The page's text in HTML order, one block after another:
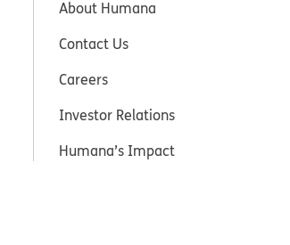
About Humana
Contact Us
Careers
Investor Relations
Humana’s Impact